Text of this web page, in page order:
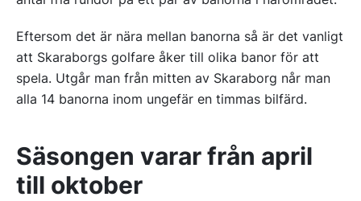
Eftersom det är nära mellan banorna så är det vanligt
att Skaraborgs golfare åker till olika banor för att
spela. Utgår man från mitten av Skaraborg når man
alla 14 banorna inom ungefär en timmas bilfärd.
Säsongen varar från april
till oktober